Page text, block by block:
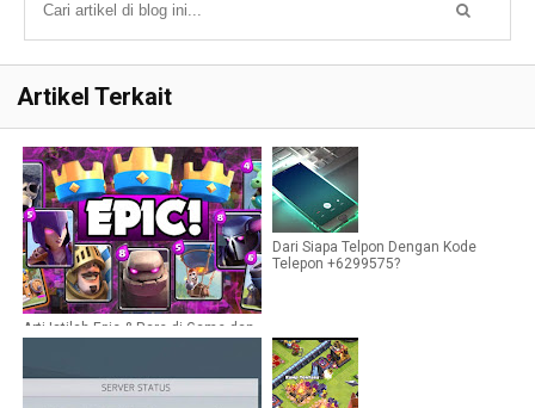
Artikel Terkait
Arti Istilah Epic & Rare di Game dan
Dari Siapa Telpon Dengan Kode
Telepon +6299575?